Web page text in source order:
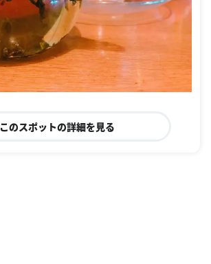
このスポットの詳細を見る